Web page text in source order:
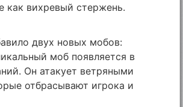
как вихревый стержень.
двух новых мобов:
моб появляется в
Он атакует ветряными
отбрасывают игрока и